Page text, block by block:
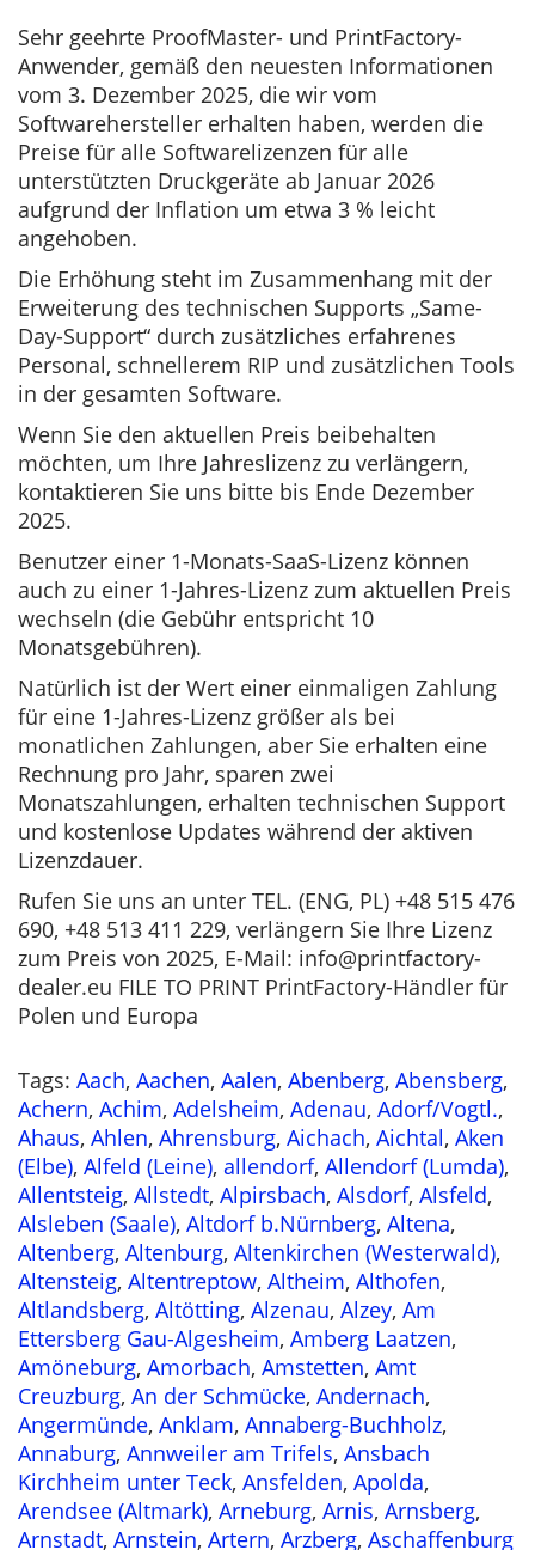
t
e
d
o
n
5
-
1
2
-
0
4
t
e
i
Sehr geehrte ProofMaster- und PrintFactory-
Anwender, gemäß den neuesten Informationen
vom 3. Dezember 2025, die wir vom
Softwarehersteller erhalten haben, werden die
Preise für alle Softwarelizenzen für alle
unterstützten Druckgeräte ab Januar 2026
aufgrund der Inflation um etwa 3 % leicht
angehoben.
Die Erhöhung steht im Zusammenhang mit der
Erweiterung des technischen Supports „Same-
Day-Support“ durch zusätzliches erfahrenes
Personal, schnellerem RIP und zusätzlichen Tools
in der gesamten Software.
Wenn Sie den aktuellen Preis beibehalten
möchten, um Ihre Jahreslizenz zu verlängern,
kontaktieren Sie uns bitte bis Ende Dezember
2025.
Benutzer einer 1-Monats-SaaS-Lizenz können
auch zu einer 1-Jahres-Lizenz zum aktuellen Preis
wechseln (die Gebühr entspricht 10
Monatsgebühren).
Natürlich ist der Wert einer einmaligen Zahlung
für eine 1-Jahres-Lizenz größer als bei
monatlichen Zahlungen, aber Sie erhalten eine
Rechnung pro Jahr, sparen zwei
Monatszahlungen, erhalten technischen Support
und kostenlose Updates während der aktiven
Lizenzdauer.
Rufen Sie uns an unter TEL. (ENG, PL) +48 515 476
690, +48 513 411 229, verlängern Sie Ihre Lizenz
zum Preis von 2025, E-Mail: info@printfactory-
dealer.eu FILE TO PRINT PrintFactory-Händler für
Polen und Europa
Tags: Aach, Aachen, Aalen, Abenberg, Abensberg,
Achern, Achim, Adelsheim, Adenau, Adorf/Vogtl.,
Ahaus, Ahlen, Ahrensburg, Aichach, Aichtal, Aken
(Elbe), Alfeld (Leine), allendorf, Allendorf (Lumda),
Allentsteig, Allstedt, Alpirsbach, Alsdorf, Alsfeld,
Alsleben (Saale), Altdorf b.Nürnberg, Altena,
Altenberg, Altenburg, Altenkirchen (Westerwald),
Altensteig, Altentreptow, Altheim, Althofen,
Altlandsberg, Altötting, Alzenau, Alzey, Am
Ettersberg Gau-Algesheim, Amberg Laatzen,
Amöneburg, Amorbach, Amstetten, Amt
Creuzburg, An der Schmücke, Andernach,
Angermünde, Anklam, Annaberg-Buchholz,
Annaburg, Annweiler am Trifels, Ansbach
Kirchheim unter Teck, Ansfelden, Apolda,
Arendsee (Altmark), Arneburg, Arnis, Arnsberg,
Arnstadt, Arnstein, Artern, Arzberg, Aschaffenburg